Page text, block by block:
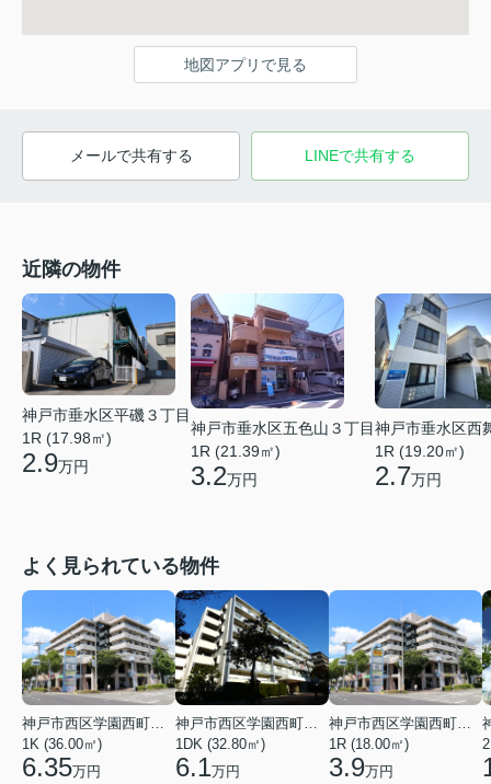
地図アプリで見る
メールで共有する LINEで共有する
近隣の物件
神戸市垂水区平磯３丁目
1R (17.98㎡)
2.9万円
神戸市垂水区五色山３丁目
1R (21.39㎡)
3.2万円
神戸市垂水区西
1R (19.20㎡)
2.7万円
よく見られている物件
神戸市西区学園西町４丁目
1K (36.00㎡)
6.35万円
神戸市西区学園西町７丁目
1DK (32.80㎡)
6.1万円
神戸市西区学園西町４丁目
1R (18.00㎡)
3.9万円